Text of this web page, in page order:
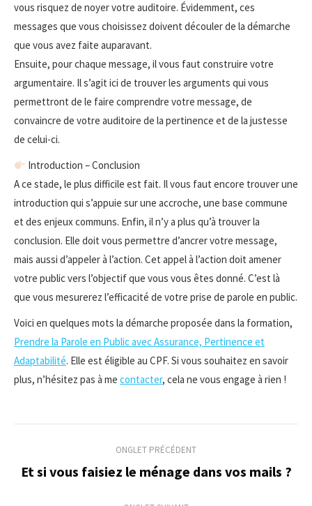
vous risquez de noyer votre auditoire. Évidemment, ces
messages que vous choisissez doivent découler de la démarche
que vous avez faite auparavant.
Ensuite, pour chaque message, il vous faut construire votre
argumentaire. Il s’agit ici de trouver les arguments qui vous
permettront de le faire comprendre votre message, de
convaincre de votre auditoire de la pertinence et de la justesse
de celui-ci.
Introduction – Conclusion
A ce stade, le plus difficile est fait. Il vous faut encore trouver une
introduction qui s’appuie sur une accroche, une base commune
et des enjeux communs. Enfin, il n’y a plus qu’à trouver la
conclusion. Elle doit vous permettre d’ancrer votre message,
mais aussi d’appeler à l’action. Cet appel à l’action doit amener
votre public vers l’objectif que vous vous êtes donné. C’est là
que vous mesurerez l’efficacité de votre prise de parole en public.
Voici en quelques mots la démarche proposée dans la formation,
Prendre la Parole en Public avec Assurance, Pertinence et
Adaptabilité. Elle est éligible au CPF. Si vous souhaitez en savoir
plus, n’hésitez pas à me contacter, cela ne vous engage à rien !
de
commentaire
ONGLET PRÉCÉDENT
Onglet
Et si vous faisiez le ménage dans vos mails ?